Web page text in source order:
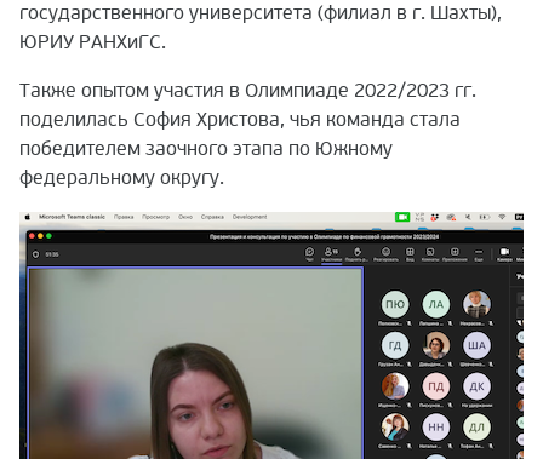
государственного университета (филиал в г. Шахты),
ЮРИУ РАНХиГС.
Также опытом участия в Олимпиаде 2022/2023 гг.
поделилась София Христова, чья команда стала
победителем заочного этапа по Южному
федеральному округу.